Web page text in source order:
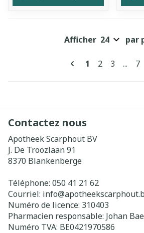
Pages
Vous lisez
1 Page
2 Page
3 ... 7
Afficher par
Contactez nous
Apotheek Scarphout BV
J. De Troozlaan 91
8370 Blankenberge
Téléphone: 050 41 21 62
Courriel: info@
Numéro de licence: 310403
Pharmacien responsable: Johan
Numéro TVA: BE0421970586